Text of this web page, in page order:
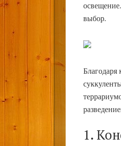
выбор.
1.